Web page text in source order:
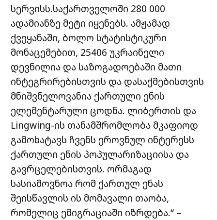
სერვისს.საქართველოში 280 000
ადამიანზე მეტი იყენებს. ამჟამად
ქვეყანაში, ბოლო სტატისტიკური
მონაცემებით, 25406 უკრაინელი
დევნილია და საზოგადოებაში მათი
ინტეგრირებისთვის და დასაქმებისთვის
მნიშვნელოვანია ქართული ენის
ელემენტარული ცოდნა. ლიბერთის და
Lingwing-ის თანამშრომლობა მკაფიოდ
გამოხატავს ჩვენს ეროვნულ ინტერესს
ქართული ენის პოპულარიზაციისა და
გავრცელებისთვის. ორმაგად
სასიამოვნოა რომ ქართულ ენას
შეისწავლის ის მომავალი თაობა,
რომელიც ემიგრაციაში იზრდება.“ –